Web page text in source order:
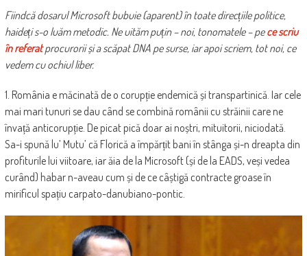
Fiindcă dosarul Microsoft bubuie (aparent) în toate direcțiile politice,
haideți s-o luăm metodic. Ne uităm puțin – noi, tonomatele – pece scriu
în referatprocurorii și a scăpat DNA pe surse, iar apoi scriem, tot noi, ce
vedem cu ochiul liber.
1. România e măcinată de o corupție endemică și transpartinică. Iar cele
mai mari tunuri se dau când se combină românii cu străinii care ne
învață anticorupție. De picat pică doar ai noștri, mituitorii, niciodată.
Sa-i spună lu’ Mutu’ că Florică a împărțit bani în stânga și-n dreapta din
profiturile lui viitoare, iar ăia de la Microsoft (și de la EADS, veși vedea
curând) habar n-aveau cum și de ce câștigă contracte groase în
mirificul spațiu carpato-danubiano-pontic.